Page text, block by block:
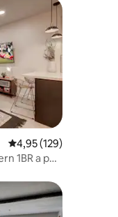
4,95 de uma avaliação
4,95 (129)
1BR a pé